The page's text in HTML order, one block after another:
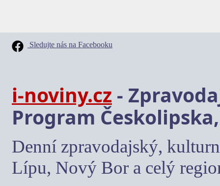
Sledujte nás na Facebooku
i-noviny.cz -
Program
Denní zpravodajský,
Lípu, Nový Bor a celý